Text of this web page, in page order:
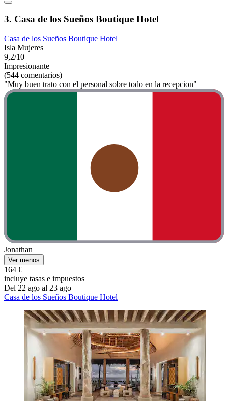
3. Casa de los Sueños Boutique Hotel
Casa de los Sueños Boutique Hotel
Isla Mujeres
9,2/10
Impresionante
(544 comentarios)
"Muy buen trato con el personal sobre todo en la recepcion"
Jonathan
Ver menos
164 €
incluye tasas e impuestos
Del 22 ago al 23 ago
Casa de los Sueños Boutique Hotel